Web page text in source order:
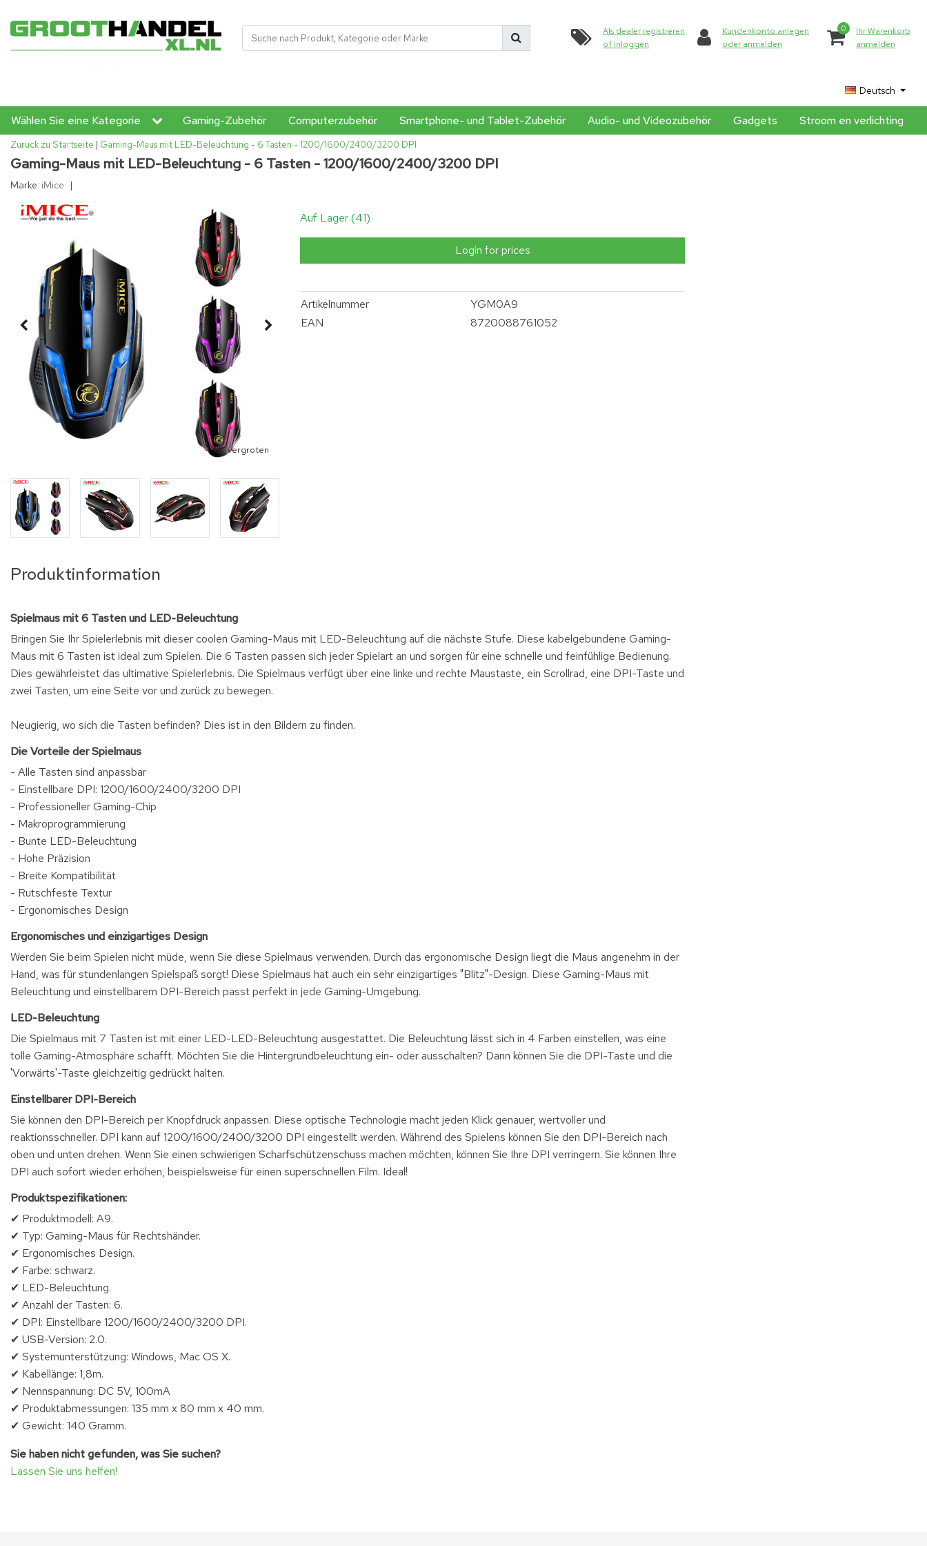
Als dealer registreren
of inloggen
Kundenkonto anlegen
oder anmelden
0
Ihr Warenkorb
anmelden
Deutsch
Wählen Sie eine Kategorie Gaming-Zubehör Computerzubehör Smartphone- und Tablet-Zubehör Audio- und Videozubehör Gadgets Stroom en verlichting
Zurück zu Startseite | Gaming-Maus mit LED-Beleuchtung - 6 Tasten - 1200/1600/2400/3200 DPI
Gaming-Maus mit LED-Beleuchtung - 6 Tasten - 1200/1600/2400/3200 DPI
Marke: iMice |
vergroten
Auf Lager (41)
Login for prices
Artikelnummer
YGM0A9
EAN
8720088761052
Produktinformation
Spielmaus mit 6 Tasten und LED-Beleuchtung
Bringen Sie Ihr Spielerlebnis mit dieser coolen Gaming-Maus mit LED-Beleuchtung auf die nächste Stufe. Diese kabelgebundene Gaming-
Maus mit 6 Tasten ist ideal zum Spielen. Die 6 Tasten passen sich jeder Spielart an und sorgen für eine schnelle und feinfühlige Bedienung.
Dies gewährleistet das ultimative Spielerlebnis. Die Spielmaus verfügt über eine linke und rechte Maustaste, ein Scrollrad, eine DPI-Taste und
zwei Tasten, um eine Seite vor und zurück zu bewegen.
Neugierig, wo sich die Tasten befinden? Dies ist in den Bildern zu finden.
Die Vorteile der Spielmaus
- Alle Tasten sind anpassbar
- Einstellbare DPI: 1200/1600/2400/3200 DPI
- Professioneller Gaming-Chip
- Makroprogrammierung
- Bunte LED-Beleuchtung
- Hohe Präzision
- Breite Kompatibilität
- Rutschfeste Textur
- Ergonomisches Design
Ergonomisches und einzigartiges Design
Werden Sie beim Spielen nicht müde, wenn Sie diese Spielmaus verwenden. Durch das ergonomische Design liegt die Maus angenehm in der
Hand, was für stundenlangen Spielspaß sorgt! Diese Spielmaus hat auch ein sehr einzigartiges "Blitz"-Design. Diese Gaming-Maus mit
Beleuchtung und einstellbarem DPI-Bereich passt perfekt in jede Gaming-Umgebung.
LED-Beleuchtung
Die Spielmaus mit 7 Tasten ist mit einer LED-LED-Beleuchtung ausgestattet. Die Beleuchtung lässt sich in 4 Farben einstellen, was eine
tolle Gaming-Atmosphäre schafft. Möchten Sie die Hintergrundbeleuchtung ein- oder ausschalten? Dann können Sie die DPI-Taste und die
'Vorwärts'-Taste gleichzeitig gedrückt halten.
Einstellbarer DPI-Bereich
Sie können den DPI-Bereich per Knopfdruck anpassen. Diese optische Technologie macht jeden Klick genauer, wertvoller und
reaktionsschneller. DPI kann auf 1200/1600/2400/3200 DPI eingestellt werden. Während des Spielens können Sie den DPI-Bereich nach
oben und unten drehen. Wenn Sie einen schwierigen Scharfschützenschuss machen möchten, können Sie Ihre DPI verringern. Sie können Ihre
DPI auch sofort wieder erhöhen, beispielsweise für einen superschnellen Film. Ideal!
Produktspezifikationen:
✔ Produktmodell: A9.
✔ Typ: Gaming-Maus für Rechtshänder.
✔ Ergonomisches Design.
✔ Farbe: schwarz.
✔ LED-Beleuchtung.
✔ Anzahl der Tasten: 6.
✔ DPI: Einstellbare 1200/1600/2400/3200 DPI.
✔ USB-Version: 2.0.
✔ Systemunterstützung: Windows, Mac OS X.
✔ Kabellänge: 1,8m.
✔ Nennspannung: DC 5V, 100mA
✔ Produktabmessungen: 135 mm x 80 mm x 40 mm.
✔ Gewicht: 140 Gramm.
Sie haben nicht gefunden, was Sie suchen?
Lassen Sie uns helfen!